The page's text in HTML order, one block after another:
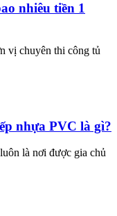
nhiêu tiền 1
vị chuyên thi công tủ
nhựa PVC là gì?
là nơi được gia chủ